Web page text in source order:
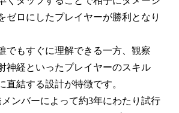
ゼロにしたプレイヤーが勝利となり
でもすぐに理解できる一方、観察
神経といったプレイヤーのスキル
直結する設計が特徴です。
ンバーによって約3年にわたり試行